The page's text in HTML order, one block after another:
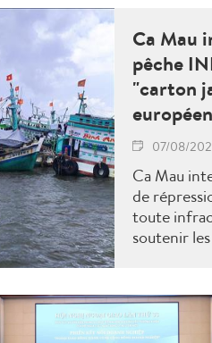
Ca Mau
pêche
"carton
07/08/
Ca Mau
de
toute
soutenir